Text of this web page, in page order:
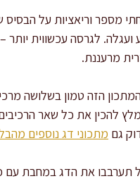
מספר וריאציות על
ועגלה. לגרסה עכשווית
מרעננת.
הזה טמון בשלושה
להכין את כל שאר
גם מתכוני דג נוספים
תערבבו את הדג במחבת עם